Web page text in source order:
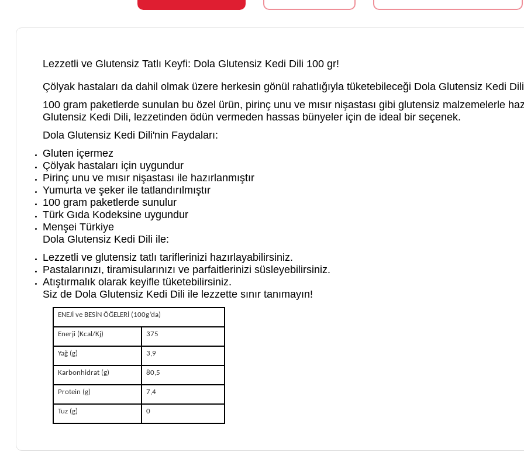
Lezzetli ve Glutensiz Tatlı Keyfi: Dola Glutensiz Kedi Dili 100 gr!
Çölyak hastaları da dahil olmak üzere herkesin gönül rahatlığıyla tüketebileceği Dola Glutensiz Kedi
100 gram paketlerde sunulan bu özel ürün, pirinç unu ve mısır nişastası gibi glutensiz malzemelerle
Glutensiz Kedi Dili, lezzetinden ödün vermeden hassas bünyeler için de ideal bir seçenek.
Dola Glutensiz Kedi Dili'nin Faydaları:
Gluten içermez
Çölyak hastaları için uygundur
Pirinç unu ve mısır nişastası ile hazırlanmıştır
Yumurta ve şeker ile tatlandırılmıştır
100 gram paketlerde sunulur
Türk Gıda Kodeksine uygundur
Menşei Türkiye
Dola Glutensiz Kedi Dili ile:
Lezzetli ve glutensiz tatlı tariflerinizi hazırlayabilirsiniz.
Pastalarınızı, tiramisularınızı ve parfaitlerinizi süsleyebilirsiniz.
Atıştırmalık olarak keyifle tüketebilirsiniz.
Siz de Dola Glutensiz Kedi Dili ile lezzette sınır tanımayın!
ENEJİ ve BESİN ÖĞELERİ (100g’da)
Enerji (Kcal/Kj) 375
Yağ (g) 3,9
Karbonhidrat (g) 80,5
Protein (g) 7,4
Tuz (g) 0